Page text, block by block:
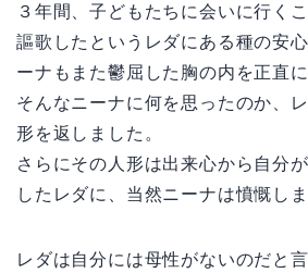
３年間、子どもたちに会いに行く
謳歌したというレダにある種の安
ーナもまた鬱屈した胸の内を正直に
そんなニーナに何を思ったのか、
形を返しました。
さらにその人形は出来心から自分
したレダに、当然ニーナは憤慨しま
レダは自分には母性がないのだと